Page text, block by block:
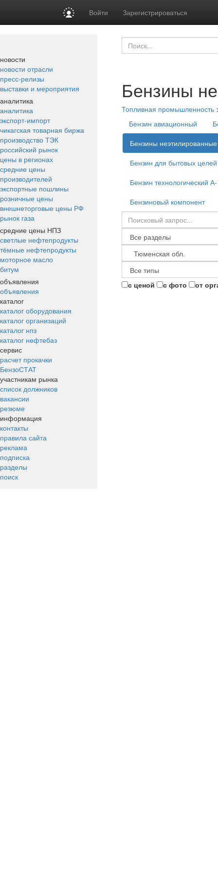
Войти Зарегистрироваться
новости
новости отрасли
пресс-релизы
выставки и мероприятия
аналитика
аналитика
экспорт-импорт
чикагская товарная биржа
производство ТЭК
российский рынок
цены в регионах
средние цены
производителей
экспортные пошлины
розничные цены
внешнеторговые цены РФ
рынок газа
средние цены НПЗ
светлые нефтепродукты
тёмные нефтепродукты
моторное масло
битум
объявления
объявления
каталог
каталог оборудования
каталог организаций
каталог нпз
каталог нефтебаз
сервис
расчет прокачки
БензоСТАТ
участникам рынка
список должников
вакансии
резюме
информация
контакты
правила сайта
реклама
подписка
разделы
поиск
Бензины
Топливная промышленность
Бензин авиационный
Бензины неэтилированные
Бензин для бытовых целей
Бензин технологический
Бензиновый компонент
с ценой с фото от